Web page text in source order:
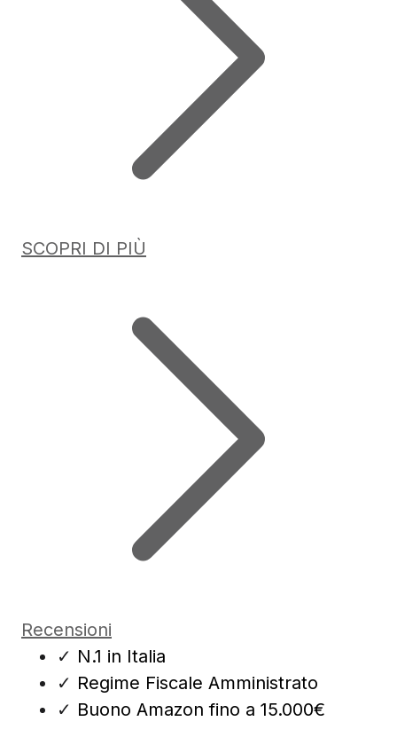
SCOPRI DI PIÙ
Recensioni
✓ N.1 in Italia
✓ Regime Fiscale Amministrato
✓ Buono Amazon fino a 15.000€